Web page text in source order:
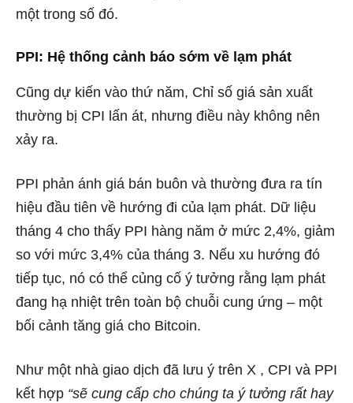
một trong số đó.
PPI: Hệ thống cảnh báo sớm về lạm phát
Cũng dự kiến ​​vào thứ năm, Chỉ số giá sản xuất
thường bị CPI lấn át, nhưng điều này không nên
xảy ra.
PPI phản ánh giá bán buôn và thường đưa ra tín
hiệu đầu tiên về hướng đi của lạm phát. Dữ liệu
tháng 4 cho thấy PPI hàng năm ở mức 2,4%, giảm
so với mức 3,4% của tháng 3. Nếu xu hướng đó
tiếp tục, nó có thể củng cố ý tưởng rằng lạm phát
đang hạ nhiệt trên toàn bộ chuỗi cung ứng – một
bối cảnh tăng giá cho Bitcoin.
Như một nhà giao dịch đã lưu ý trên X , CPI và PPI
kết hợp “sẽ cung cấp cho chúng ta ý tưởng rất hay